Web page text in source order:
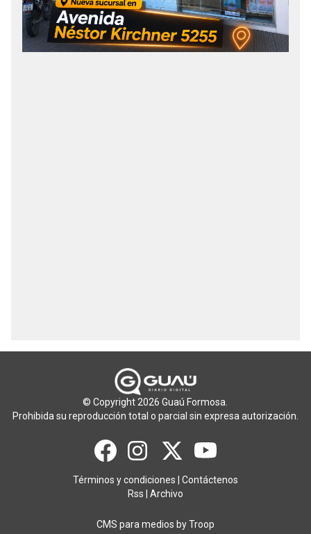
© Copyright 2026 Guaú Formosa.
Prohibida su reproducción total o parcial sin expresa autorización.
Términos y condiciones
Contáctenos
Rss
Archivo
CMS para medios byTroop